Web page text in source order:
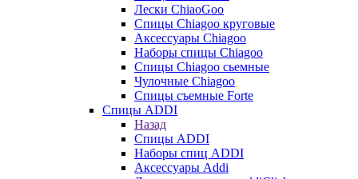
Лески ChiaoGoo
Cпицы Сhiagoo круговые
Аксессуары Chiagoo
Наборы спицы Chiagoo
Спицы Chiagoo сьемные
Чулочные Chiagoo
Спицы съемные Forte
Спицы ADDI
Назад
Спицы ADDI
Наборы спиц ADDI
Аксессуары Addi